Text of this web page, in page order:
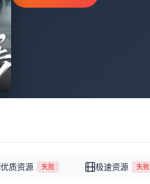
优质资源 失败 极速资源 失败